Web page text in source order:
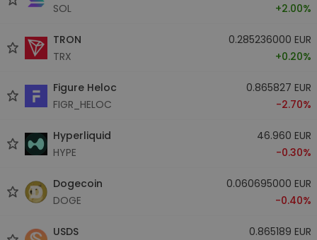
SOL
+2.00%
TRON
TRX
0.285236000 EUR
+0.20%
Figure Heloc
FIGR_HELOC
0.865827 EUR
-2.70%
Hyperliquid
HYPE
46.960 EUR
-0.30%
Dogecoin
DOGE
0.060695000 EUR
-0.40%
USDS
0.865189 EUR